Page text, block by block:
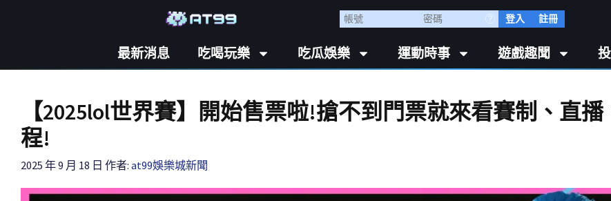
登入 註冊
最新消息 吃喝玩樂 吃瓜娛樂 運動時事 遊戲趣聞
【2025lol世界賽】開始售票啦!搶不到門票就來看賽制、直播
程!
2025 年 9 月 18 日 作者: at99娛樂城新聞